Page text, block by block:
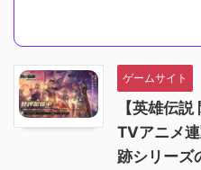
ゲームサイト
【英雄伝
TVアニメ
跡シリーズ